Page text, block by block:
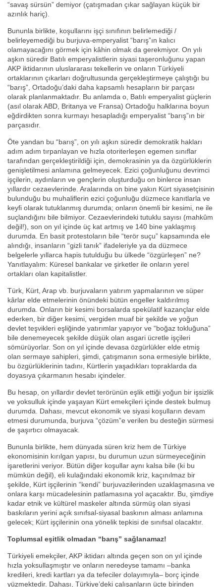
“savaş sürsün” demiyor (çatışmadan çıkar sağlayan küçük bir
azınlık hariç).
Bununla birlikte, koşullarını işçi sınıfının belirlemediği /
belirleyemediği bu burjuva-emperyalist “barış”ın kalıcı
olamayacağını görmek için kâhin olmak da gerekmiyor. On yılı
aşkın süredir Batılı emperyalistlerin siyasi taşeronluğunu yapan
AKP iktidarının uluslararası tekellerin ve onların Türkiyeli
ortaklarının çıkarları doğrultusunda gerçekleştirmeye çalıştığı bu
“barış”, Ortadoğu’daki daha kapsamlı hesapların bir parçası
olarak planlanmaktadır. Bu anlamda o, Batılı emperyalist güçlerin
(asıl olarak ABD, Britanya ve Fransa) Ortadoğu halklarına boyun
eğdirdikten sonra kurmayı hesapladığı emperyalist “barış”ın bir
parçasıdır.
Öte yandan bu “barış”, on yılı aşkın süredir demokratik hakları
adım adım tırpanlayan ve hızla otoriterleşen egemen sınıflar
tarafından gerçekleştirildiği için, demokrasinin ya da özgürlüklerin
genişletilmesi anlamına gelmeyecek. Ezici çoğunluğunu devrimci
işçilerin, aydınların ve gençlerin oluşturduğu on binlerce insan
yıllardır cezaevlerinde. Aralarında on bine yakın Kürt siyasetçisinin
bulunduğu bu muhaliflerin ezici çoğunluğu düzmece kanıtlarla ve
keyfi olarak tutuklanmış durumda; onların önemli bir kesimi, ne ile
suçlandığını bile bilmiyor. Cezaevlerindeki tutuklu sayısı (mahkûm
değil!), son on yıl içinde üç kat artmış ve 140 bine yaklaşmış
durumda. En basit protestoların bile “terör suçu” kapsamında ele
alındığı, insanların “gizli tanık” ifadeleriyle ya da düzmece
belgelerle yıllarca hapis tutulduğu bu ülkede “özgürleşen” ne?
Yanıtlayalım: Küresel bankalar ve şirketler ile onların yerel
ortakları olan kapitalistler.
Türk, Kürt, Arap vb. burjuvaların yatırım yapmalarının ve süper
kârlar elde etmelerinin önündeki bütün engeller kaldırılmış
durumda. Onların bir kesimi borsalarda spekülatif kazançlar elde
ederken, bir diğer kesimi, vergiden muaf bir şekilde ve yoğun
devlet teşvikleri eşliğinde yatırımlar yapıyor ve “boğaz tokluğuna”
bile denemeyecek şekilde düşük olan asgari ücretle işçileri
sömürüyorlar. Son on yıl içinde devasa özgürlükler elde etmiş
olan sermaye sahipleri, şimdi, çatışmanın sona ermesiyle birlikte,
bu özgürlüklerinin tadını, Kürtlerin yaşadıkları topraklarda da
doyasıya çıkarmanın hesabı içindeler.
Bu hesap, on yıllardır devlet terörünün eşlik ettiği yoğun bir işsizlik
ve yoksulluk içinde yaşayan Kürt emekçileri içinde destek bulmuş
durumda. Dahası, mevcut ekonomik ve siyasi koşulların devam
etmesi durumunda, burjuva “çözüm”e verilen bu desteğin sürmesi
de şaşırtıcı olmayacak.
Bununla birlikte, hem dünyada süren kriz hem de Türkiye
ekonomisinin kırılgan yapısı, bu durumun uzun sürmeyeceğinin
işaretlerini veriyor. Bütün diğer koşullar aynı kalsa bile (ki bu
mümkün değil), eli kulağındaki ekonomik kriz, kaçınılmaz bir
şekilde, Kürt işçilerinin “kendi” burjuvazilerinden uzaklaşmasına ve
onlara karşı mücadelesinin patlamasına yol açacaktır. Bu, şimdiye
kadar etnik ve kültürel maskeler altında sürmüş olan siyasi
baskıların yerini açık sınıfsal-siyasal baskının alması anlamına
gelecek; Kürt işçilerinin ona yönelik tepkisi de sınıfsal olacaktır.
Toplumsal eşitlik olmadan “barış” sağlanamaz!
Türkiyeli emekçiler, AKP iktidarı altında geçen son on yıl içinde
hızla yoksullaşmıştır ve onların neredeyse tamamı –banka
kredileri, kredi kartları ya da tefeciler dolayımıyla– borç içinde
yüzmektedir. Dahası, Türkiye’deki çalışanların üçte birinden